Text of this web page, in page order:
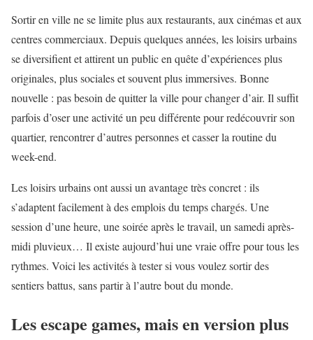
Sortir en ville ne se limite plus aux restaurants, aux cinémas et aux
centres commerciaux. Depuis quelques années, les loisirs urbains
se diversifient et attirent un public en quête d’expériences plus
originales, plus sociales et souvent plus immersives. Bonne
nouvelle : pas besoin de quitter la ville pour changer d’air. Il suffit
parfois d’oser une activité un peu différente pour redécouvrir son
quartier, rencontrer d’autres personnes et casser la routine du
week-end.
Les loisirs urbains ont aussi un avantage très concret : ils
s’adaptent facilement à des emplois du temps chargés. Une
session d’une heure, une soirée après le travail, un samedi après-
midi pluvieux… Il existe aujourd’hui une vraie offre pour tous les
rythmes. Voici les activités à tester si vous voulez sortir des
sentiers battus, sans partir à l’autre bout du monde.
Les escape games, mais en version plus